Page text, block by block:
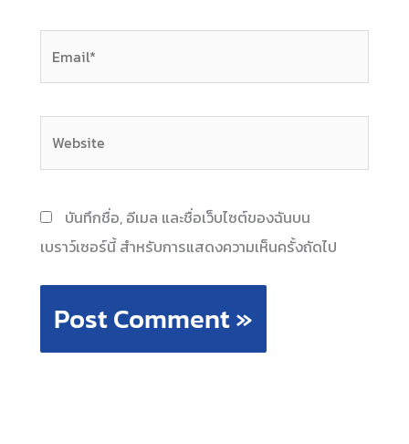
บันทึกชื่อ, อีเมล และชื่อเว็บไซต์ของฉันบน
เบราว์เซอร์นี้ สำหรับการแสดงความเห็นครั้งถัดไป